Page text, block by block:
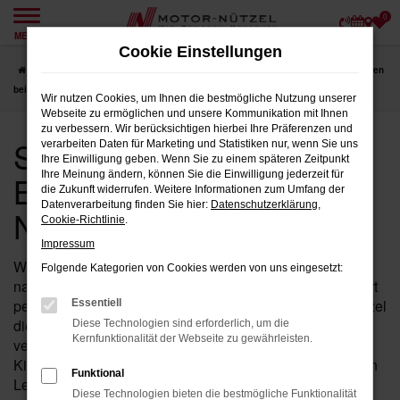
Zum
springen
MENÜ
0
Seat Leon Fahrzeuge für Bad Kissingen
bei Motor-Nützel
Seat Leon Fahrzeuge für
Bad Kissingen bei Motor-
Nützel
Wenn Sie in der Nähe von Bad Kissingen auf der Suche
nach einem Fahrzeug sind, das Leistung, Stil und Komfort
perfekt vereint, dann ist der Leon von Seat bei Motor-Nützel
die ideale Wahl für Sie. Seit über 90 Jahren sind wir Ihr
vertrauenswürdiges Seat Autohaus in der Nähe von Bad
Kissingen und bieten Ihnen eine umfassende Auswahl an
Leon Fahrzeugen, die all Ihre Erwartungen erfüllen
Cookie Einstellungen
Wir nutzen Cookies, um Ihnen die bestmögliche Nutzung unserer
Webseite zu ermöglichen und unsere Kommunikation mit Ihnen
zu verbessern. Wir berücksichtigen hierbei Ihre Präferenzen und
verarbeiten Daten für Marketing und Statistiken nur, wenn Sie uns
Ihre Einwilligung geben. Wenn Sie zu einem späteren Zeitpunkt
Ihre Meinung ändern, können Sie die Einwilligung jederzeit für
die Zukunft widerrufen. Weitere Informationen zum Umfang der
Datenverarbeitung finden Sie hier: Datenschutzerklärung,
Cookie-Richtlinie.
Impressum
Folgende Kategorien von Cookies werden von uns eingesetzt:
Essentiell
Diese Technologien sind erforderlich, um die
Kernfunktionalität der Webseite zu gewährleisten.
Funktional
Diese Technologien bieten die bestmögliche Funktionalität